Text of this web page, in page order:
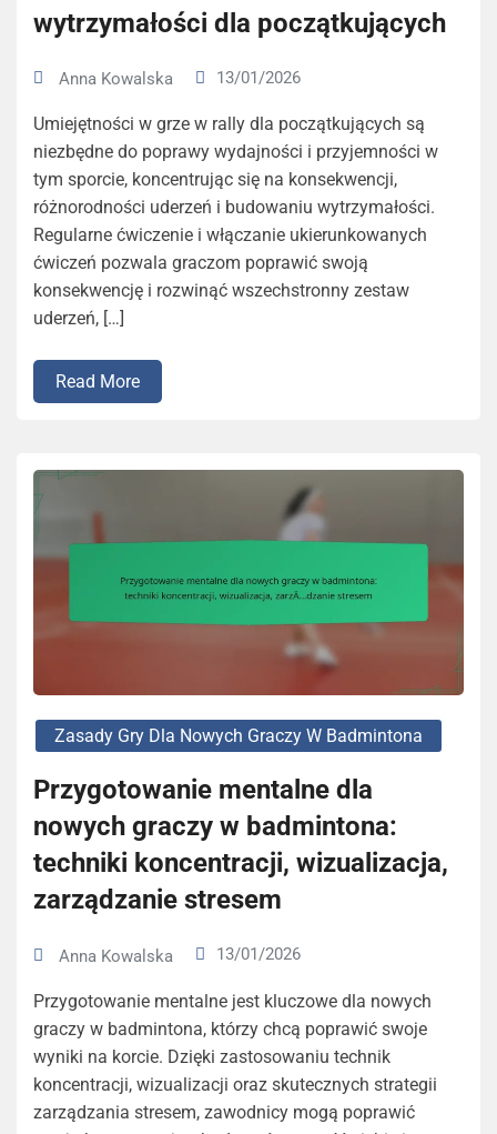
wytrzymałości dla początkujących
Anna Kowalska 13/01/2026
Umiejętności w grze w rally dla początkujących są
niezbędne do poprawy wydajności i przyjemności w
tym sporcie, koncentrując się na konsekwencji,
różnorodności uderzeń i budowaniu wytrzymałości.
Regularne ćwiczenie i włączanie ukierunkowanych
ćwiczeń pozwala graczom poprawić swoją
konsekwencję i rozwinąć wszechstronny zestaw
uderzeń, […]
Read More
Zasady Gry Dla Nowych Graczy W Badmintona
Przygotowanie mentalne dla
nowych graczy w badmintona:
techniki koncentracji, wizualizacja,
zarządzanie stresem
Anna Kowalska 13/01/2026
Przygotowanie mentalne jest kluczowe dla nowych
graczy w badmintona, którzy chcą poprawić swoje
wyniki na korcie. Dzięki zastosowaniu technik
koncentracji, wizualizacji oraz skutecznych strategii
zarządzania stresem, zawodnicy mogą poprawić